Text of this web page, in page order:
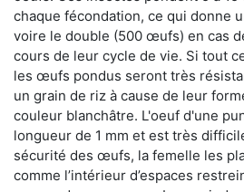
chaque fécondation, ce qui donne
voire le double (500 œufs) en cas
cours de leur cycle de vie. Si tout
les œufs pondus seront très
un grain de riz à cause de leur
couleur blanchâtre. L'oeuf d'une
longueur de 1 mm et est très
sécurité des œufs, la femelle les
comme l’intérieur d’espaces